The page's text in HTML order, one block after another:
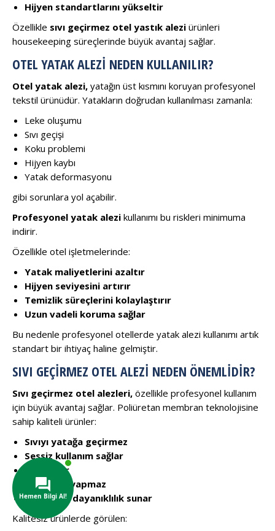
Hijyen standartlarını yükseltir
Özellikle sıvı geçirmez otel yastık alezi ürünleri
housekeeping süreçlerinde büyük avantaj sağlar.
OTEL YATAK ALEZI NEDEN KULLANILIR?
Otel yatak alezi, yatağın üst kısmını koruyan profesyonel
tekstil ürünüdür. Yatakların doğrudan kullanılması zamanla:
Leke oluşumu
Sıvı geçişi
Koku problemi
Hijyen kaybı
Yatak deformasyonu
gibi sorunlara yol açabilir.
Profesyonel yatak alezi kullanımı bu riskleri minimuma
indirir.
Özellikle otel işletmelerinde:
Yatak maliyetlerini azaltır
Hijyen seviyesini artırır
Temizlik süreçlerini kolaylaştırır
Uzun vadeli koruma sağlar
Bu nedenle profesyonel otellerde yatak alezi kullanımı artık
standart bir ihtiyaç haline gelmiştir.
SIVI GEÇIRMEZ OTEL ALEZI NEDEN ÖNEMLIDIR?
Sıvı geçirmez otel alezleri, özellikle profesyonel kullanım
için büyük avantaj sağlar. Poliüretan membran teknolojisine
sahip kaliteli ürünler:
Sıvıyı yatağa geçirmez
Sessiz kullanım sağlar
Nefes alır
Terletme yapmaz
Uzun süre dayanıklılık sunar
Kalitesiz ürünlerde görülen: